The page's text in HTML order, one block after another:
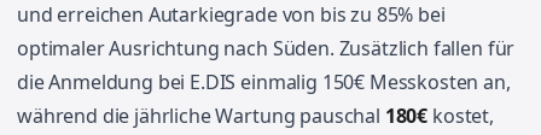
und erreichen Autarkiegrade von bis zu 85% bei
optimaler Ausrichtung nach Süden. Zusätzlich fallen für
die Anmeldung bei E.DIS einmalig 150€ Messkosten an,
während die jährliche Wartung pauschal 180€ kostet,